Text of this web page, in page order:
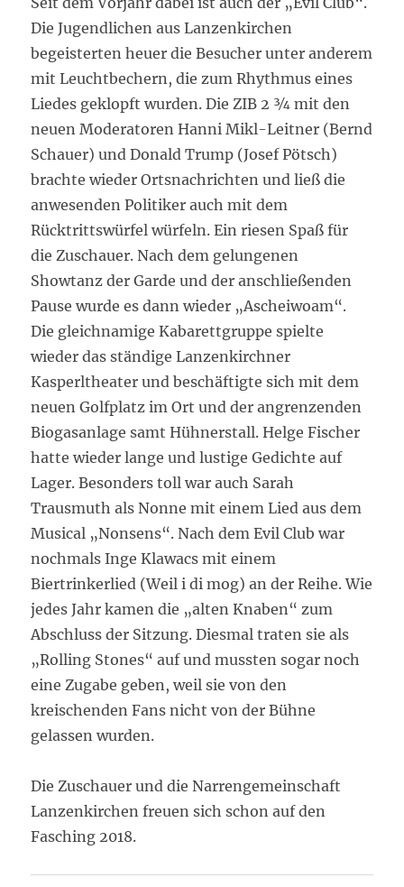
Die Jugendlichen aus Lanzenkirchen
begeisterten heuer die Besucher unter anderem
mit Leuchtbechern, die zum Rhythmus eines
Liedes geklopft wurden. Die ZIB 2 ¾ mit den
neuen Moderatoren Hanni Mikl-Leitner (Bernd
Schauer) und Donald Trump (Josef Pötsch)
brachte wieder Ortsnachrichten und ließ die
anwesenden Politiker auch mit dem
Rücktrittswürfel würfeln. Ein riesen Spaß für
die Zuschauer. Nach dem gelungenen
Showtanz der Garde und der anschließenden
Pause wurde es dann wieder „Ascheiwoam“.
Die gleichnamige Kabarettgruppe spielte
wieder das ständige Lanzenkirchner
Kasperltheater und beschäftigte sich mit dem
neuen Golfplatz im Ort und der angrenzenden
Biogasanlage samt Hühnerstall. Helge Fischer
hatte wieder lange und lustige Gedichte auf
Lager. Besonders toll war auch Sarah
Trausmuth als Nonne mit einem Lied aus dem
Musical „Nonsens“. Nach dem Evil Club war
nochmals Inge Klawacs mit einem
Biertrinkerlied (Weil i di mog) an der Reihe. Wie
jedes Jahr kamen die „alten Knaben“ zum
Abschluss der Sitzung. Diesmal traten sie als
„Rolling Stones“ auf und mussten sogar noch
eine Zugabe geben, weil sie von den
kreischenden Fans nicht von der Bühne
gelassen wurden.
Die Zuschauer und die Narrengemeinschaft
Lanzenkirchen freuen sich schon auf den
Fasching 2018.